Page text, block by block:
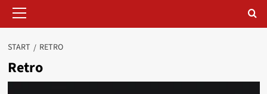
Menü
START RETRO
Retro